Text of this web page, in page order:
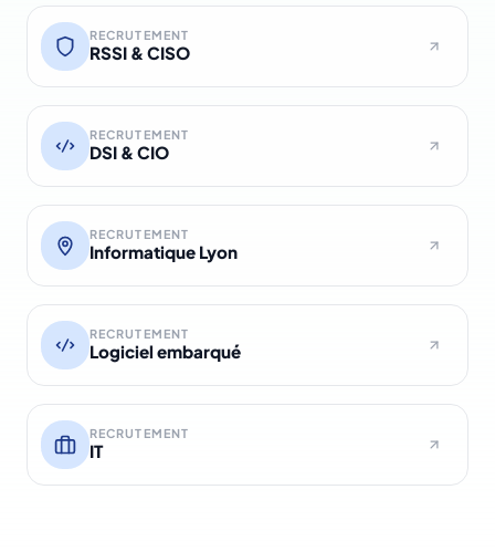
RECRUTEMENT
RSSI & CISO
RECRUTEMENT
DSI & CIO
RECRUTEMENT
Informatique Lyon
RECRUTEMENT
Logiciel embarqué
RECRUTEMENT
IT